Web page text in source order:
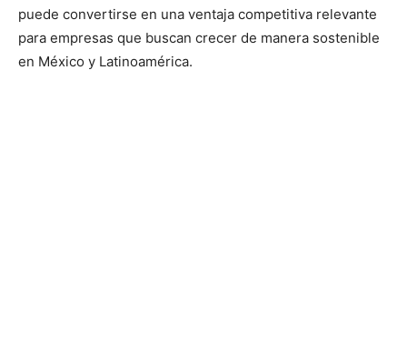
puede convertirse en una ventaja competitiva relevante
para empresas que buscan crecer de manera sostenible
en México y Latinoamérica.